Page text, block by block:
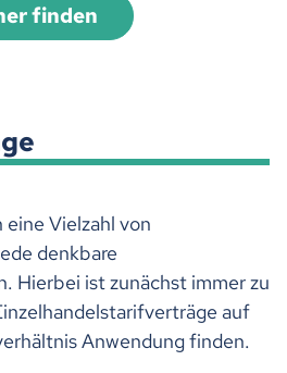
finden
Vielzahl von
denkbare
Hierbei ist zunächst immer zu
auf
Anwendung finden.